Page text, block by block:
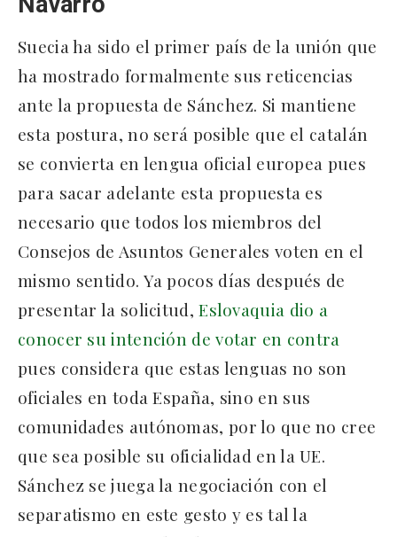
Suecia ha sido el primer país de la unión que
ha mostrado formalmente sus reticencias
ante la propuesta de Sánchez. Si mantiene
esta postura, no será posible que el catalán
se convierta en lengua oficial europea pues
para sacar adelante esta propuesta es
necesario que todos los miembros del
Consejos de Asuntos Generales voten en el
mismo sentido. Ya pocos días después de
presentar la solicitud,Eslovaquia dio a
conocer su intención de votar en contra
pues considera que estas lenguas no son
oficiales en toda España, sino en sus
comunidades autónomas, por lo que no cree
que sea posible su oficialidad en la UE.
Sánchez se juega la negociación con el
separatismo en este gesto y es tal la